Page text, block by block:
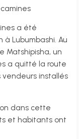
a été
Lubumbashi. Au
Matshipisha, un
a quitté la route
installés
dans cette
et habitants ont